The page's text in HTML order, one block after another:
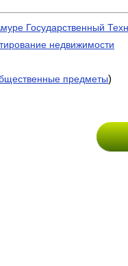
Государственный
недвижимости
предметы)